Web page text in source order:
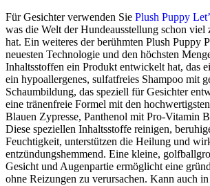
Für Gesichter verwenden Sie Plush Puppy
was die Welt der Hundeausstellung schon viel
hat. Ein weiteres der berühmten Plush Puppy
neuesten Technologie und den höchsten
Inhaltsstoffen ein Produkt entwickelt hat, das
ein hypoallergenes, sulfatfreies Shampoo mit
Schaumbildung, das speziell für Gesichter
eine tränenfreie Formel mit den
Blauen Zypresse, Panthenol mit Pro-Vitamin
Diese speziellen Inhaltsstoffe reinigen,
Feuchtigkeit, unterstützen die Heilung und
entzündungshemmend. Eine kleine,
Gesicht und Augenpartie ermöglicht eine
ohne Reizungen zu verursachen. Kann auch